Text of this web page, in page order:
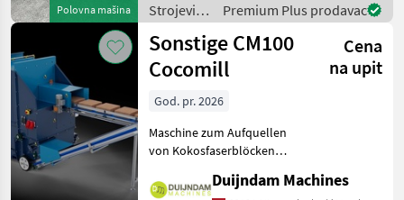
Polovna mašina
Strojevi
za
transport
/ Agrar
Premium Plus prodavac
Sonstige CM100
Cocomill
Cena
na upit
God. pr. 2026
Maschine zum Aufquellen
von Kokosfaserblöcken
wird zur Herstellung vonDuijndam Machines